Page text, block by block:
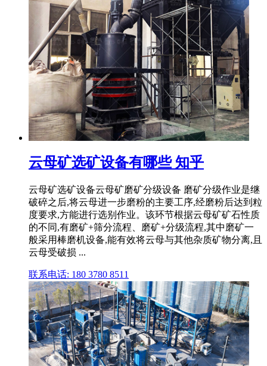
云母矿选矿设备有哪些 知乎
云母矿选矿设备云母矿磨矿分级设备 磨矿分级作业是继
破碎之后,将云母进一步磨粉的主要工序,经磨粉后达到粒
度要求,方能进行选别作业。该环节根据云母矿矿石性质
的不同,有磨矿+筛分流程、磨矿+分级流程,其中磨矿一
般采用棒磨机设备,能有效将云母与其他杂质矿物分离,且
云母受破损 ...
联系电话: 180 3780 8511